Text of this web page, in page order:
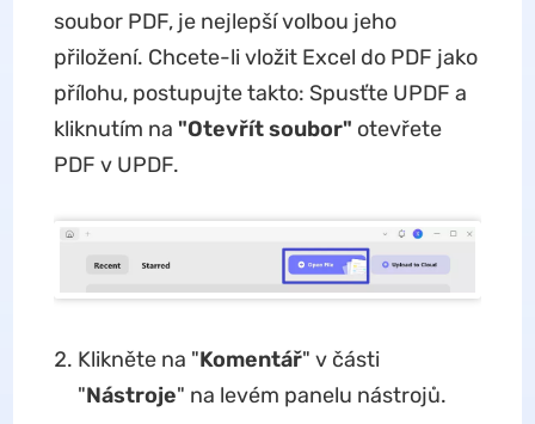
soubor PDF, je nejlepší volbou jeho
přiložení. Chcete-li vložit Excel do PDF jako
přílohu, postupujte takto: Spusťte UPDF a
kliknutím na "Otevřít soubor" otevřete
PDF v UPDF.
Klikněte na "Komentář" v části
"Nástroje" na levém panelu nástrojů.